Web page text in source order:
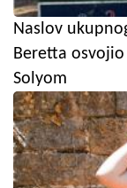
Naslov
Beretta
Solyom